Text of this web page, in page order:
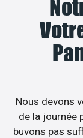
Nous devons
de la journée
buvons pas